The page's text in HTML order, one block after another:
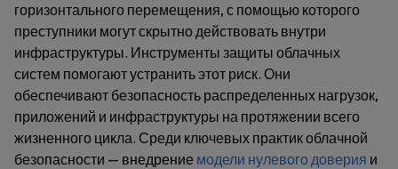
горизонтального перемещения, с помощью которого
преступники могут скрытно действовать внутри
инфраструктуры. Инструменты защиты облачных
систем помогают устранить этот риск. Они
обеспечивают безопасность распределенных нагрузок,
приложений и инфраструктуры на протяжении всего
жизненного цикла. Среди ключевых практик облачной
безопасности — внедрение модели нулевого доверия и